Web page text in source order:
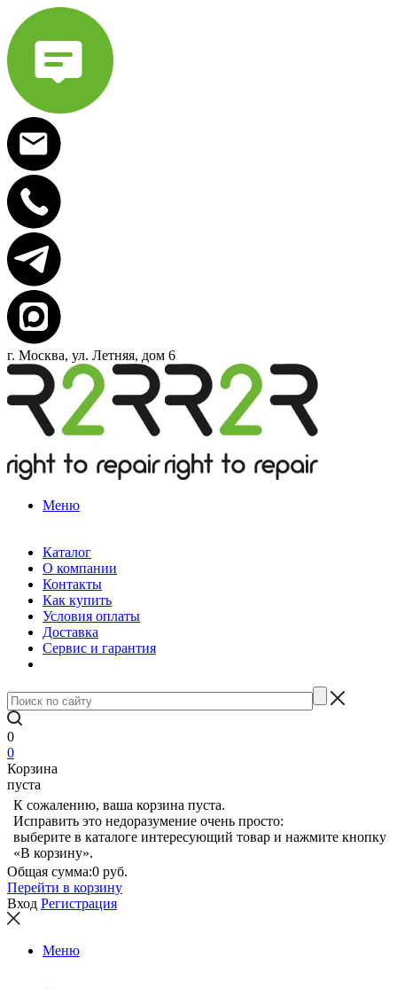
г. Москва, ул. Летняя, дом 6
Меню
Каталог
О компании
Контакты
Как купить
Условия оплаты
Доставка
Сервис и гарантия
0
0
Корзина
пуста
К сожалению, ваша корзина пуста.
Исправить это недоразумение очень просто:
выберите в каталоге интересующий товар и нажмите кнопку
«В корзину».
Общая сумма:0 руб.
Перейти в корзину
Вход Регистрация
Меню